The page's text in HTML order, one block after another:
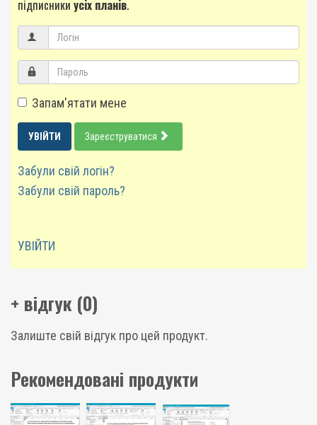
підписники усіх планів.
Запам'ятати мене
УВІЙТИ Зареєструватися
Забули свій логін?
Забули свій пароль?
УВІЙТИ
+ відгук (0)
Залиште свій відгук про цей продукт.
Рекомендовані продукти